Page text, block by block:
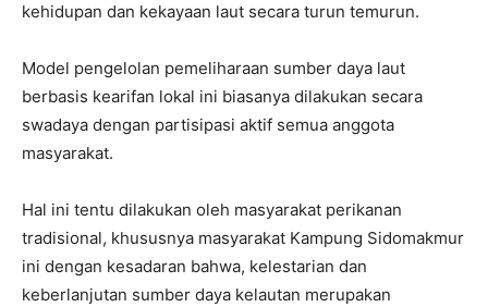
kehidupan dan kekayaan laut secara turun temurun.
Model pengelolan pemeliharaan sumber daya laut
berbasis kearifan lokal ini biasanya dilakukan secara
swadaya dengan partisipasi aktif semua anggota
masyarakat.
Hal ini tentu dilakukan oleh masyarakat perikanan
tradisional, khususnya masyarakat Kampung Sidomakmur
ini dengan kesadaran bahwa, kelestarian dan
keberlanjutan sumber daya kelautan merupakan